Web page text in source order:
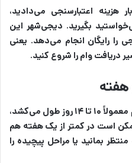
هزینه اعتبارسنجی می‌دادید،
بگیرید. دیجی‌شهر این
را رایگان انجام می‌دهد. یعنی
دریافت وام را شروع کنید.
هفته
از لحظه ثبت درخواست تا واریز وام معمولاً ۱۰ تا ۱۴ روز طول می‌کشد،
است در کمتر از یک هفته هم
بمانید یا مراحل پیچیده را